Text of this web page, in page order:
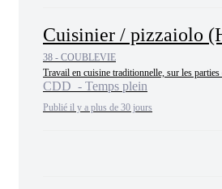
Cuisinier / pizzaiolo
38 - COUBLEVIE
Travail en cuisine traditionnelle, sur les
CDD - Temps plein
Publié il y a plus de 30 jours